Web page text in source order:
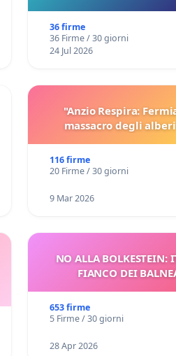
sulla Pedemontana
36 firme
36 Firme / 30 giorni
24 Jul 2026
"Anzio Respira:
massacro degli
116 firme
20 Firme / 30 giorni
9 Mar 2026
NO ALLA BOLKESTEIN:
FIANCO DEI
653 firme
5 Firme / 30 giorni
28 Apr 2026